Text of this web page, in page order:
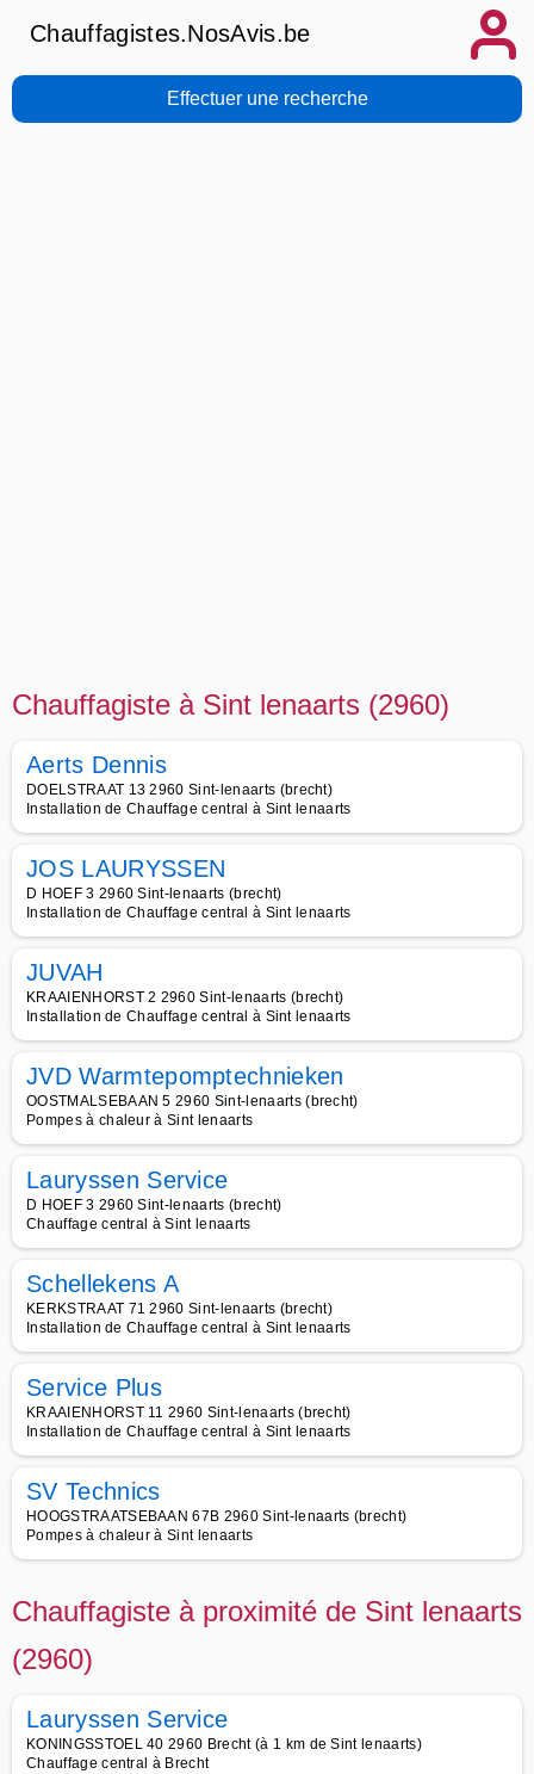
Chauffagistes.NosAvis.be
Effectuer une recherche
Chauffagiste à Sint lenaarts (2960)
Aerts Dennis
DOELSTRAAT 13 2960 Sint-lenaarts (brecht)
Installation de Chauffage central à Sint lenaarts
JOS LAURYSSEN
D HOEF 3 2960 Sint-lenaarts (brecht)
Installation de Chauffage central à Sint lenaarts
JUVAH
KRAAIENHORST 2 2960 Sint-lenaarts (brecht)
Installation de Chauffage central à Sint lenaarts
JVD Warmtepomptechnieken
OOSTMALSEBAAN 5 2960 Sint-lenaarts (brecht)
Pompes à chaleur à Sint lenaarts
Lauryssen Service
D HOEF 3 2960 Sint-lenaarts (brecht)
Chauffage central à Sint lenaarts
Schellekens A
KERKSTRAAT 71 2960 Sint-lenaarts (brecht)
Installation de Chauffage central à Sint lenaarts
Service Plus
KRAAIENHORST 11 2960 Sint-lenaarts (brecht)
Installation de Chauffage central à Sint lenaarts
SV Technics
HOOGSTRAATSEBAAN 67B 2960 Sint-lenaarts (brecht)
Pompes à chaleur à Sint lenaarts
Chauffagiste à proximité de Sint lenaarts
(2960)
Lauryssen Service
KONINGSSTOEL 40 2960 Brecht (à 1 km de Sint lenaarts)
Chauffage central à Brecht